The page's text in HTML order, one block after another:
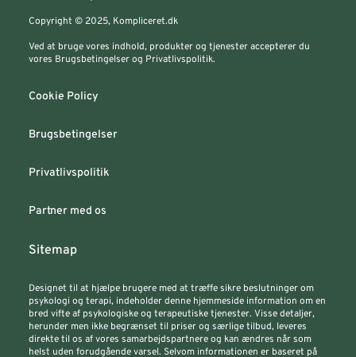
Copyright © 2025, Kompliceret.dk
Ved at bruge vores indhold, produkter og tjenester accepterer du
vores Brugsbetingelser og Privatlivspolitik.
Cookie Policy
Brugsbetingelser
Privatlivspolitik
Partner med os
Sitemap
Designet til at hjælpe brugere med at træffe sikre beslutninger om
psykologi og terapi, indeholder denne hjemmeside information om en
bred vifte af psykologiske og terapeutiske tjenester. Visse detaljer,
herunder men ikke begrænset til priser og særlige tilbud, leveres
direkte til os af vores samarbejdspartnere og kan ændres når som
helst uden forudgående varsel. Selvom informationen er baseret på